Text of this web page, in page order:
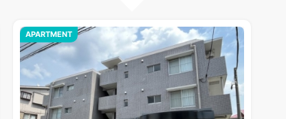
APARTMENT